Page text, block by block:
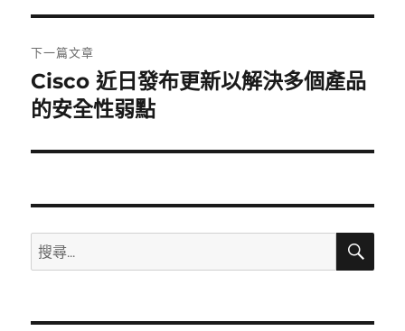
覽
文
章:
下一篇文章
下
一
文
Cisco 近日發布更新以解決多個產品
的安全性弱點
搜
尋
鍵
搜